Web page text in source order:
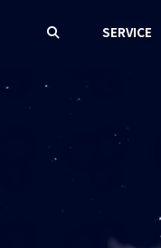
SERVICE